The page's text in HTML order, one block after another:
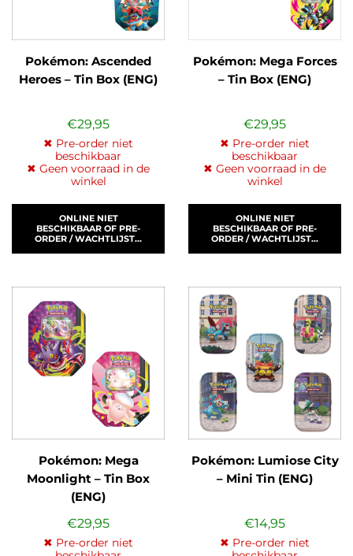
Pokémon: Ascended
Heroes – Tin Box (ENG)
€29,95
✖ Pre-order niet
beschikbaar
✖ Geen voorraad in de
winkel
ONLINE NIET
BESCHIKBAAR OF PRE-
ORDER / WACHTLIJST...
Pokémon: Mega Forces
– Tin Box (ENG)
€29,95
✖ Pre-order niet
beschikbaar
✖ Geen voorraad in de
winkel
ONLINE NIET
BESCHIKBAAR OF PRE-
ORDER / WACHTLIJST...
Pokémon: Mega
Moonlight – Tin Box
(ENG)
€29,95
✖ Pre-order niet
Pokémon: Lumiose City
– Mini Tin (ENG)
€14,95
✖ Pre-order niet